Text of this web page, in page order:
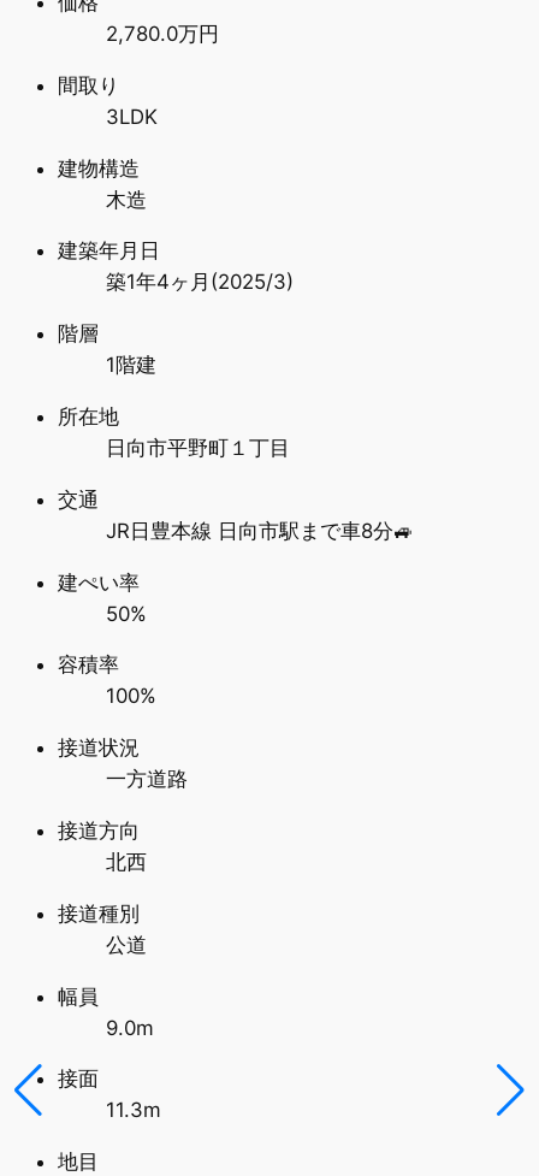
2,780.0万円
間取り
3LDK
建物構造
木造
建築年月日
築1年4ヶ月(2025/3)
階層
1階建
所在地
日向市平野町１丁目
交通
JR日豊本線 日向市駅まで車8分🚙
建ぺい率
50%
容積率
100%
接道状況
一方道路
接道方向
北西
接道種別
公道
幅員
9.0m
接面
11.3m
地目